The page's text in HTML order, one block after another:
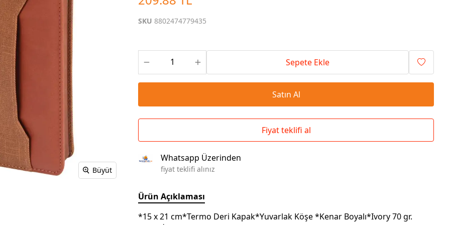
Çoklu Şarj Kabloları
Kablosuz Şarj
Powerbank Defter
Wireless Masa Lambası
Sunum Panosu
Branda | Afiş | Poster
Baskılı Masa Örtüsü
Büyüt
SKU 8802474779435
Sepete Ekle
Satın Al
Fiyat teklifi al
Whatsapp Üzerinden
fiyat teklifi alınız
Ürün Açıklaması
*15 x 21 cm*Termo Deri Kapak*Yuvarlak Köşe *Kenar Boyalı*Ivory 70 gr.